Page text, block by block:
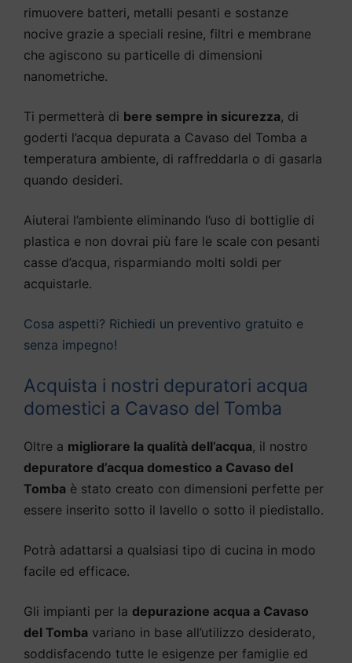
rimuovere batteri, metalli pesanti e sostanze
nocive grazie a speciali resine, filtri e membrane
che agiscono su particelle di dimensioni
nanometriche.
Ti permetterà di bere sempre in sicurezza, di
goderti l’acqua depurata a Cavaso del Tomba a
temperatura ambiente, di raffreddarla o di gasarla
quando desideri.
Aiuterai l’ambiente eliminando l’uso di bottiglie di
plastica e non dovrai più fare le scale con pesanti
casse d’acqua, risparmiando molti soldi per
acquistarle.
Cosa aspetti? Richiedi un preventivo gratuito e
senza impegno!
Acquista i nostri depuratori acqua
domestici a Cavaso del Tomba
Oltre a migliorare la qualità dell’acqua, il nostro
depuratore d’acqua domestico a Cavaso del
Tomba è stato creato con dimensioni perfette per
essere inserito sotto il lavello o sotto il piedistallo.
Potrà adattarsi a qualsiasi tipo di cucina in modo
facile ed efficace.
Gli impianti per la depurazione acqua a Cavaso
del Tomba variano in base all’utilizzo desiderato,
soddisfacendo tutte le esigenze per famiglie ed